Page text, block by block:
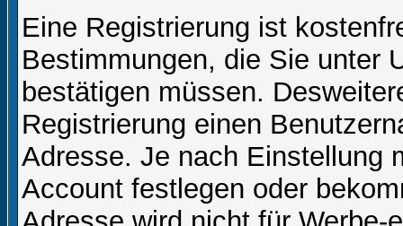
Eine Registrierung ist
Bestimmungen, die Sie unter
bestätigen müssen.
Registrierung einen
Adresse. Je nach Einstellung
Account festlegen oder